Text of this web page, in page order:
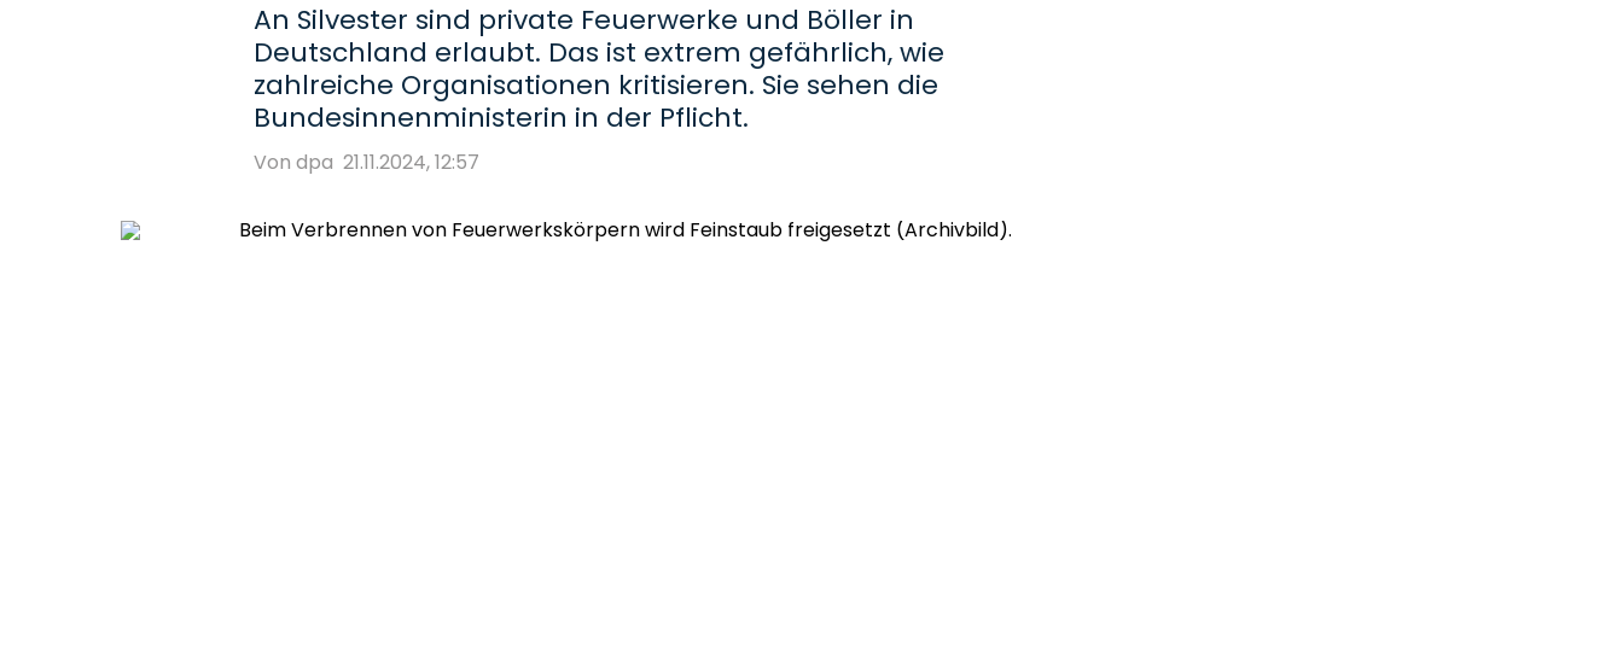
An Silvester sind private Feuerwerke und Böller in
Deutschland erlaubt. Das ist extrem gefährlich, wie
zahlreiche Organisationen kritisieren. Sie sehen die
Bundesinnenministerin in der Pflicht.
Von dpa 21.11.2024, 12:57